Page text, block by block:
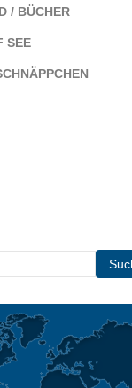
/ BÜCHER
SEE